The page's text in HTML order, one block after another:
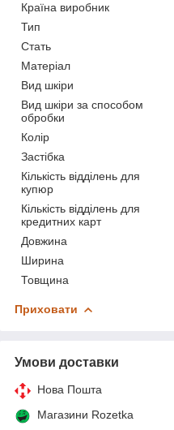
Країна виробник
Тип
Стать
Матеріал
Вид шкіри
Вид шкіри за способом
обробки
Колір
Застібка
Кількість відділень для
купюр
Кількість відділень для
кредитних карт
Довжина
Ширина
Товщина
Приховати
Умови доставки
Нова Пошта
Магазини Rozetka